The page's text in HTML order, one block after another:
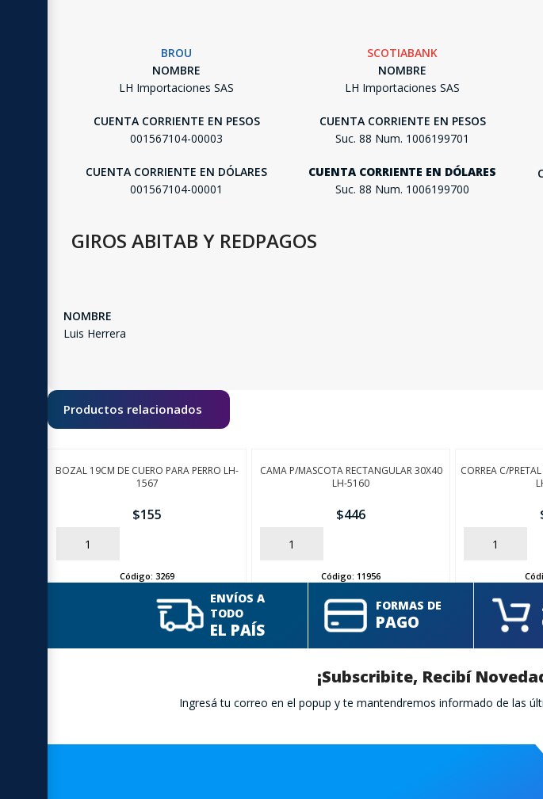
BROU
NOMBRE
LH Importaciones SAS
CUENTA CORRIENTE EN PESOS
001567104-00003
CUENTA CORRIENTE EN DÓLARES
001567104-00001
SCOTIABANK
NOMBRE
LH Importaciones SAS
CUENTA CORRIENTE EN PESOS
Suc. 88 Num. 1006199701
CUENTA CORRIENTE EN DÓLARES
Suc. 88 Num. 1006199700
GIROS ABITAB Y REDPAGOS
NOMBRE
Luis Herrera
Productos relacionados
BOZAL 19CM DE CUERO PARA PERRO LH-
1567
$155
AÑADIR
Código:3269
CAMA P/MASCOTA RECTANGULAR 30X40
LH-5160
$446
AÑADIR
Código:11956
CORREA C/
AÑADIR
ENVÍOS A
TODO
EL PAÍS
FORMAS DE
PAGO
¡Subscribite, Recibí
Ingresá tu correo en el popup y te mantendremos informado de las